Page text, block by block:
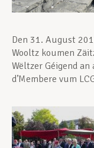
Den 31. August
Wooltz koumen
Wëltzer Géigend an
d’Membere vum